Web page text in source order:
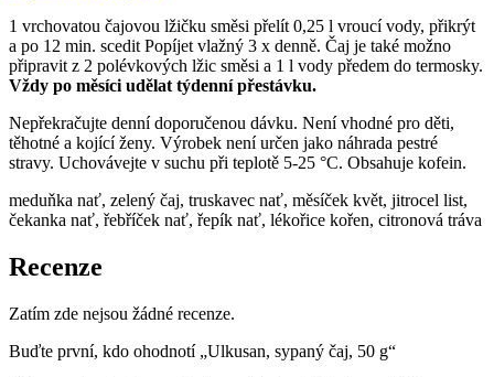
1 vrchovatou čajovou lžičku směsi přelít 0,25 l vroucí vody, přikrýt
a po 12 min. scedit Popíjet vlažný 3 x denně. Čaj je také možno
připravit z 2 polévkových lžic směsi a 1 l vody předem do termosky.
Vždy po měsíci udělat týdenní přestávku.
Nepřekračujte denní doporučenou dávku. Není vhodné pro děti,
těhotné a kojící ženy. Výrobek není určen jako náhrada pestré
stravy. Uchovávejte v suchu při teplotě 5-25 °C. Obsahuje kofein.
meduňka nať, zelený čaj, truskavec nať, měsíček květ, jitrocel list,
čekanka nať, řebříček nať, řepík nať, lékořice kořen, citronová tráva
Recenze
Zatím zde nejsou žádné recenze.
Buďte první, kdo ohodnotí „Ulkusan, sypaný čaj, 50 g“